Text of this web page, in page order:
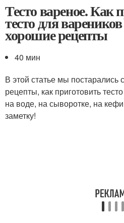
Тесто вареное. Как
тесто для
хорошие рецепты
40 мин
В этой статье мы
рецепты, как приготовить
на воде, на сыворотке, на
заметку!